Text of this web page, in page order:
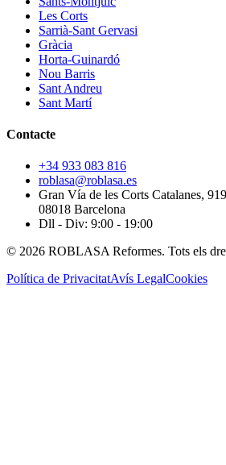
Les Corts
Sarrià-Sant Gervasi
Gràcia
Horta-Guinardó
Nou Barris
Sant Andreu
Sant Martí
Contacte
+34 933 083 816
roblasa@roblasa.es
Gran Vía de les Corts Catalanes,
08018 Barcelona
Dll - Div: 9:00 - 19:00
© 2026 ROBLASA Reformes. Tots els
Política de PrivacitatAvís LegalCookies